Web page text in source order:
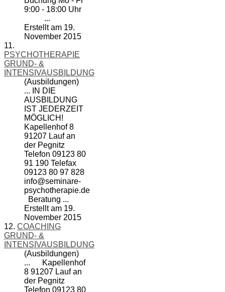
9:00 - 18:00 Uhr
...
Erstellt am 19.
November 2015
11.
PSYCHOTHERAPIE
GRUND- &
INTENSIVAUSBILDUNG
(Ausbildungen)
... IN DIE
AUSBILDUNG
IST JEDERZEIT
MÖGLICH!
Kapellenhof 8
91207 Lauf an
der Pegnitz
Telefon 09123 80
91 190 Telefax
09123 80 97 828
info@seminare-
psychotherapie.de
Beratung ...
Erstellt am 19.
November 2015
12. COACHING
GRUND- &
INTENSIVAUSBILDUNG
(Ausbildungen)
... Kapellenhof
8 91207 Lauf an
der Pegnitz
Telefon 09123 80